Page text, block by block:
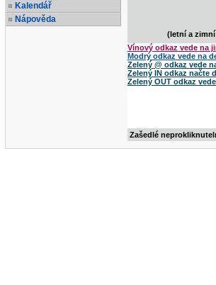
Kalendář
Nápověda
(letní a
Vínový odkaz vede na
Modrý odkaz vede na
Zelený @ odkaz vede
Zelený IN odkaz načte
Zelený OUT odkaz
Zašedlé